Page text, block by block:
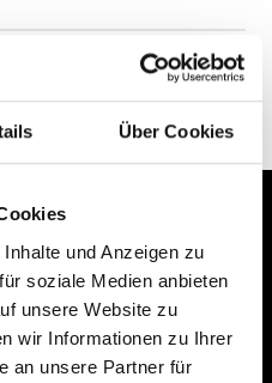
Über Cookies
und Anzeigen zu
soziale Medien anbieten
unsere Website zu
wir Informationen zu Ihrer
an unsere Partner für